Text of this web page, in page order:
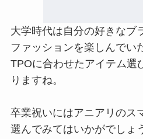
大学時代は自分の好きなブ
ファッションを楽しんでい
TPOに合わせたアイテム選
りますね。
卒業祝いにはアニアリのス
選んでみてはいかがでしょ